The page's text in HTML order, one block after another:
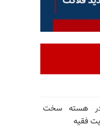
در هسته سخت
فقیه